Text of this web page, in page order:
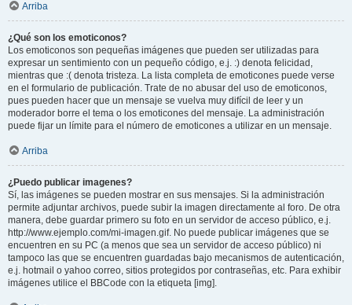
Arriba
¿Qué son los emoticonos?
Los emoticonos son pequeñas imágenes que pueden ser utilizadas para
expresar un sentimiento con un pequeño código, e.j. :) denota felicidad,
mientras que :( denota tristeza. La lista completa de emoticones puede verse
en el formulario de publicación. Trate de no abusar del uso de emoticonos,
pues pueden hacer que un mensaje se vuelva muy difícil de leer y un
moderador borre el tema o los emoticones del mensaje. La administración
puede fijar un límite para el número de emoticones a utilizar en un mensaje.
Arriba
¿Puedo publicar imagenes?
Sí, las imágenes se pueden mostrar en sus mensajes. Si la administración
permite adjuntar archivos, puede subir la imagen directamente al foro. De otra
manera, debe guardar primero su foto en un servidor de acceso público, e.j.
http://www.ejemplo.com/mi-imagen.gif. No puede publicar imágenes que se
encuentren en su PC (a menos que sea un servidor de acceso público) ni
tampoco las que se encuentren guardadas bajo mecanismos de autenticación,
e.j. hotmail o yahoo correo, sitios protegidos por contraseñas, etc. Para exhibir
imágenes utilice el BBCode con la etiqueta [img].